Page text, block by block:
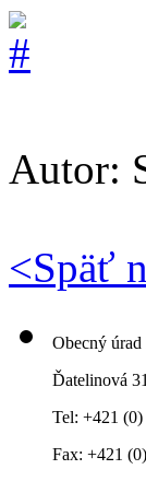
Autor:
<Späť
Obecný úrad
Ďatelinová
Tel: +421
Fax: +421